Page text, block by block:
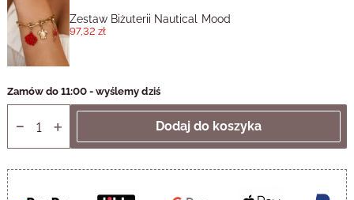
Zestaw Biżuterii Nautical Mood
97,32 zł
Zamów do 11:00 - wyślemy dziś